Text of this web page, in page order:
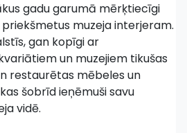
gadu garumā mērķtiecīgi
muzeja interjeram.
gan kopīgi ar
un muzejiem tikušas
restaurētas mēbeles un
šobrīd ieņēmuši savu
vidē.